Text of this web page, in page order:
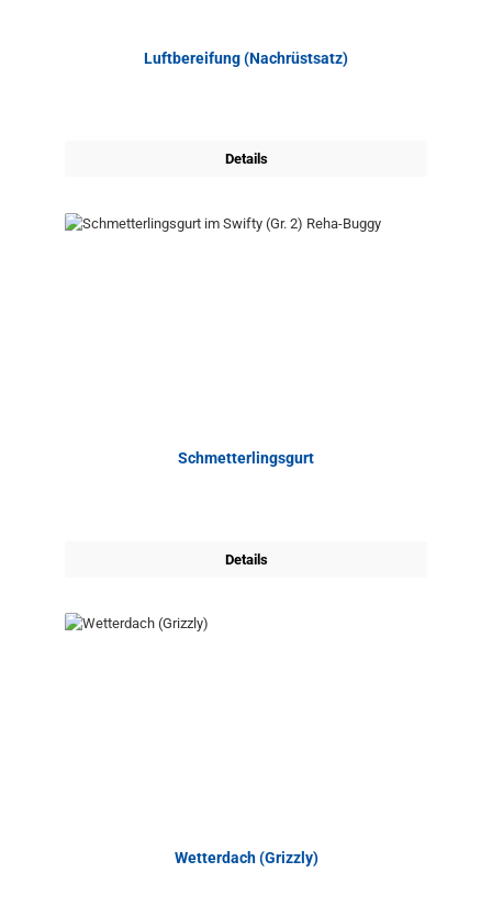
Luftbereifung (Nachrüstsatz)
Details
Schmetterlingsgurt
Details
Wetterdach (Grizzly)